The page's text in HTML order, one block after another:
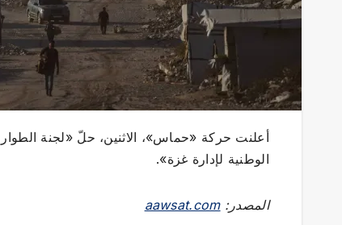
أعلنت حركة «حماس»، الاثنين، حلّ «لجنة الطوارئ
الوطنية لإدارة غزة».
المصدر:aawsat.com